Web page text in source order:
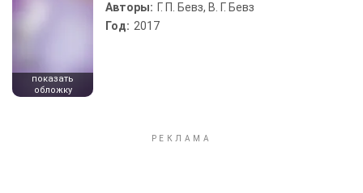
показать
обложку
Авторы: Г. П. Бевз, В. Г. Бевз
Год: 2017